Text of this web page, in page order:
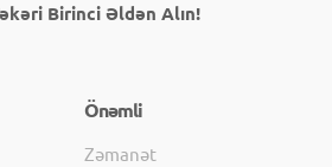
Birinci Əldən Alın!
Önəmli
Zəmanət